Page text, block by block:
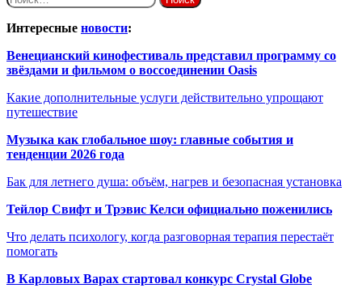
Интересные новости:
Венецианский кинофестиваль представил программу со
звёздами и фильмом о воссоединении Oasis
Какие дополнительные услуги действительно упрощают
путешествие
Музыка как глобальное шоу: главные события и
тенденции 2026 года
Бак для летнего душа: объём, нагрев и безопасная установка
Тейлор Свифт и Трэвис Келси официально поженились
Что делать психологу, когда разговорная терапия перестаёт
помогать
В Карловых Варах стартовал конкурс Crystal Globe